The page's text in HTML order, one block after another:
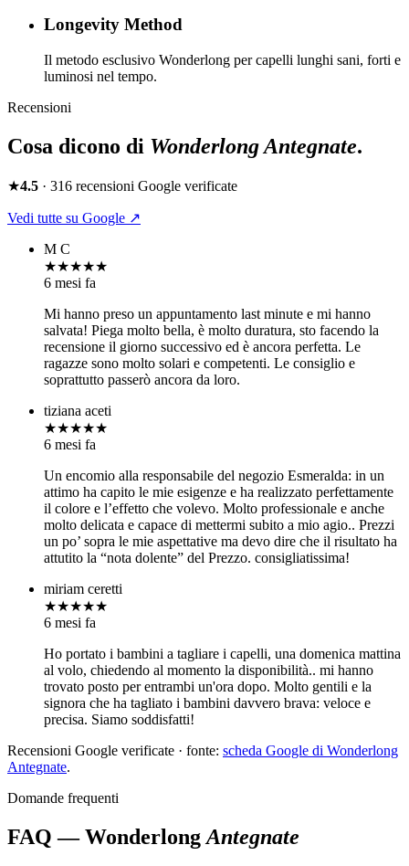
Longevity Method
Il metodo esclusivo Wonderlong per capelli lunghi sani, forti e
luminosi nel tempo.
Recensioni
Cosa dicono di WonderlongAntegnate.
★4.5 · 316 recensioni Google verificate
Vedi tutte su Google ↗
M C
★★★★★
6 mesi fa
Mi hanno preso un appuntamento last minute e mi hanno
salvata! Piega molto bella, è molto duratura, sto facendo la
recensione il giorno successivo ed è ancora perfetta. Le
ragazze sono molto solari e competenti. Le consiglio e
soprattutto passerò ancora da loro.
tiziana aceti
★★★★★
6 mesi fa
Un encomio alla responsabile del negozio Esmeralda: in un
attimo ha capito le mie esigenze e ha realizzato perfettamente
il colore e l’effetto che volevo. Molto professionale e anche
molto delicata e capace di mettermi subito a mio agio.. Prezzi
un po’ sopra le mie aspettative ma devo dire che il risultato ha
attutito la “nota dolente” del Prezzo. consigliatissima!
miriam ceretti
★★★★★
6 mesi fa
Ho portato i bambini a tagliare i capelli, una domenica mattina
al volo, chiedendo al momento la disponibilità.. mi hanno
trovato posto per entrambi un'ora dopo. Molto gentili e la
signora che ha tagliato i bambini davvero brava: veloce e
precisa. Siamo soddisfatti!
Recensioni Google verificate · fonte: scheda Google di Wonderlong
Antegnate.
Domande frequenti
FAQ — Wonderlong Antegnate